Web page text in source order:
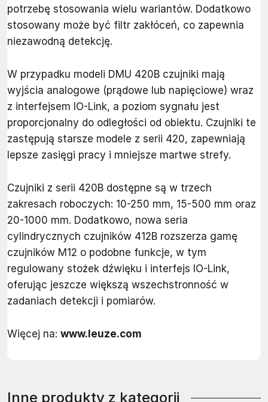
potrzebę stosowania wielu wariantów. Dodatkowo
stosowany może być filtr zakłóceń, co zapewnia
niezawodną detekcję.
W przypadku modeli DMU 420B czujniki mają
wyjścia analogowe (prądowe lub napięciowe) wraz
z interfejsem IO-Link, a poziom sygnału jest
proporcjonalny do odległości od obiektu. Czujniki te
zastępują starsze modele z serii 420, zapewniają
lepsze zasięgi pracy i mniejsze martwe strefy.
Czujniki z serii 420B dostępne są w trzech
zakresach roboczych: 10-250 mm, 15-500 mm oraz
20-1000 mm. Dodatkowo, nowa seria
cylindrycznych czujników 412B rozszerza gamę
czujników M12 o podobne funkcje, w tym
regulowany stożek dźwięku i interfejs IO-Link,
oferując jeszcze większą wszechstronność w
zadaniach detekcji i pomiarów.
Więcej na: www.leuze.com
Inne produkty z kategorii